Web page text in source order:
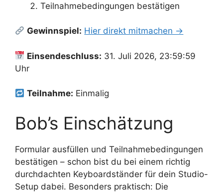
Teilnahmebedingungen bestätigen
Gewinnspiel: Hier direkt mitmachen →
Einsendeschluss: 31. Juli 2026, 23:59:59
Uhr
Teilnahme: Einmalig
Bob’s Einschätzung
Formular ausfüllen und Teilnahmebedingungen
bestätigen – schon bist du bei einem richtig
durchdachten Keyboardständer für dein Studio-
Setup dabei. Besonders praktisch: Die